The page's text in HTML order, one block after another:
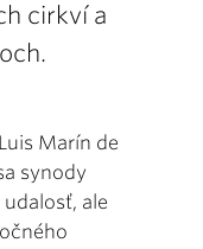
cirkví a
Marín de
synody
ale